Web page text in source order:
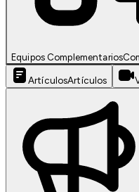
Equipos Complementarios
ArtículosArtículos